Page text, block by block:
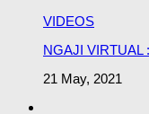
VIDEOS
NGAJI VIRTUAL
21 May, 2021